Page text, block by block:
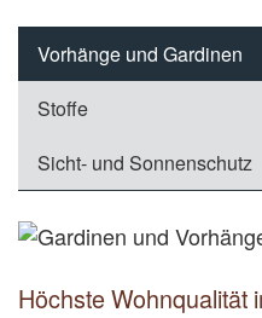
Vorhänge und Gardinen
Stoffe
Sicht- und Sonnenschutz
Höchste Wohnqualität